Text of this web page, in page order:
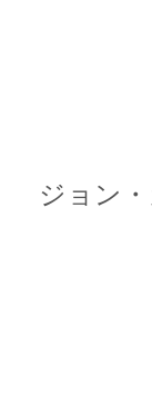
ジョン